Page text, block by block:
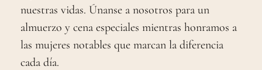
nuestras vidas. Únanse a nosotros para un
almuerzo y cena especiales mientras honramos a
las mujeres notables que marcan la diferencia
cada día.